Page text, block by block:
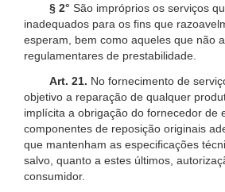
§ 2° São impróprios os serviços
inadequados para os fins que
esperam, bem como aqueles que não
regulamentares de prestabilidade.
Art. 21. No fornecimento de
objetivo a reparação de qualquer
implícita a obrigação do fornecedor de
componentes de reposição originais
que mantenham as especificações
salvo, quanto a estes últimos,
consumidor.